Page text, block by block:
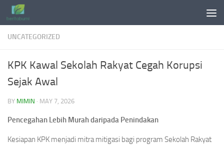
Skip to content
UNCATEGORIZED
KPK Kawal Sekolah Rakyat Cegah Korupsi
Sejak Awal
BY MIMIN · MAY 7, 2026
Pencegahan Lebih Murah daripada Penindakan
Kesiapan KPK menjadi mitra mitigasi bagi program Sekolah Rakyat